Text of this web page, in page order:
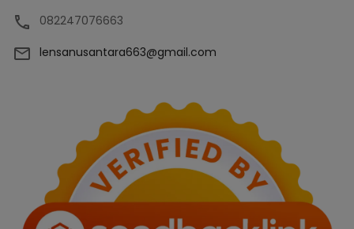
082247076663
lensanusantara663@gmail.com